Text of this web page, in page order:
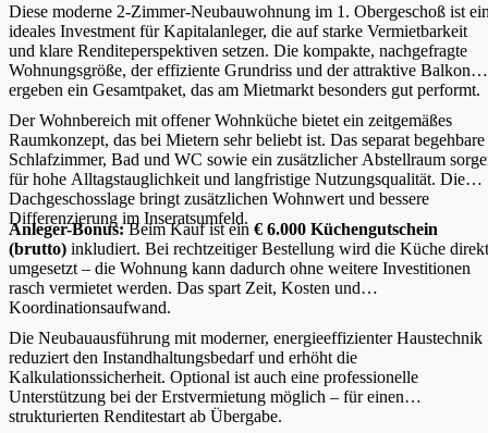
Diese moderne 2-Zimmer-Neubauwohnung im 1. Obergeschoß ist
ideales Investment für Kapitalanleger, die auf starke Vermietbarkeit
und klare Renditeperspektiven setzen. Die kompakte, nachgefragte
Wohnungsgröße, der effiziente Grundriss und der attraktive Balkon
ergeben ein Gesamtpaket, das am Mietmarkt besonders gut performt.
Der Wohnbereich mit offener Wohnküche bietet ein zeitgemäßes
Raumkonzept, das bei Mietern sehr beliebt ist. Das separat begehbare
Schlafzimmer, Bad und WC sowie ein zusätzlicher Abstellraum
für hohe Alltagstauglichkeit und langfristige Nutzungsqualität. Die
Dachgeschosslage bringt zusätzlichen Wohnwert und bessere
Differenzierung im Inseratsumfeld.
Anleger-Bonus:Beim Kauf ist ein € 6.000 Küchengutschein
(brutto) inkludiert. Bei rechtzeitiger Bestellung wird die Küche direkt
umgesetzt – die Wohnung kann dadurch ohne weitere Investitionen
rasch vermietet werden. Das spart Zeit, Kosten und
Koordinationsaufwand.
Die Neubauausführung mit moderner, energieeffizienter Haustechnik
reduziert den Instandhaltungsbedarf und erhöht die
Kalkulationssicherheit. Optional ist auch eine professionelle
Unterstützung bei der Erstvermietung möglich – für einen
strukturierten Renditestart ab Übergabe.